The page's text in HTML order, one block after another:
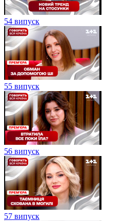
54 випуск
55 випуск
56 випуск
57 випуск